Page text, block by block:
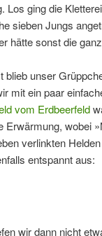
Los ging die
sieben Jungs
hätte sonst die
blieb unser
mit ein paar
vom Erdbeerfeld
Erwärmung, wobei
verlinkten
entspannt aus:
wir dann nicht